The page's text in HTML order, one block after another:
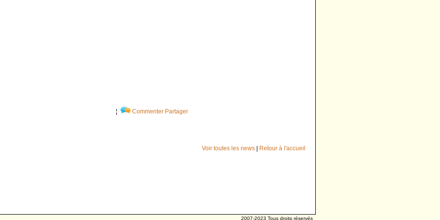
¦ Commenter Partager
Voir toutes les news| Retour à l'accueil
2007-2023 Tous droits réservés